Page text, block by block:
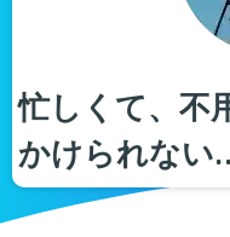
忙しくて、不
かけられない